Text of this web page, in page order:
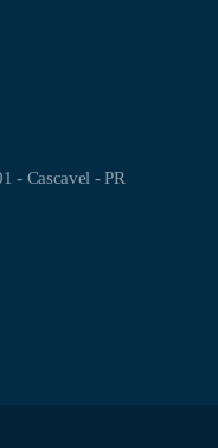
- Cascavel - PR